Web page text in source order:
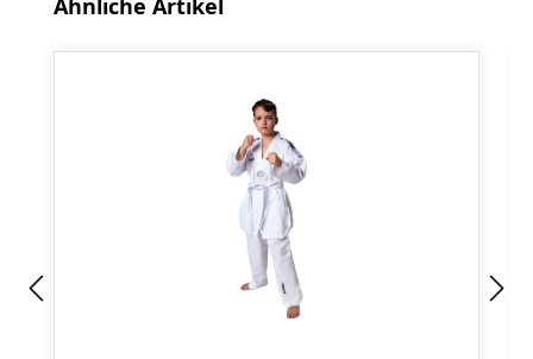
Ähnliche Artikel